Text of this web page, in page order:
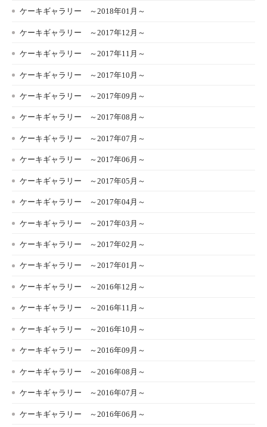
ケーキギャラリー ～2018年01月～
ケーキギャラリー ～2017年12月～
ケーキギャラリー ～2017年11月～
ケーキギャラリー ～2017年10月～
ケーキギャラリー ～2017年09月～
ケーキギャラリー ～2017年08月～
ケーキギャラリー ～2017年07月～
ケーキギャラリー ～2017年06月～
ケーキギャラリー ～2017年05月～
ケーキギャラリー ～2017年04月～
ケーキギャラリー ～2017年03月～
ケーキギャラリー ～2017年02月～
ケーキギャラリー ～2017年01月～
ケーキギャラリー ～2016年12月～
ケーキギャラリー ～2016年11月～
ケーキギャラリー ～2016年10月～
ケーキギャラリー ～2016年09月～
ケーキギャラリー ～2016年08月～
ケーキギャラリー ～2016年07月～
ケーキギャラリー ～2016年06月～